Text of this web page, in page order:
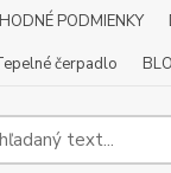
PODMIENKY
čerpadlo